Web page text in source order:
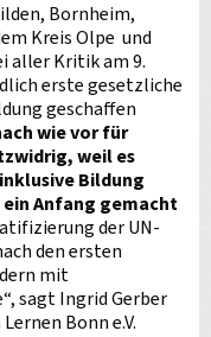
Bornheim,
Kreis Olpe und
aller Kritik am 9.
erste gesetzliche
geschaffen
wie vor für
weil es
Bildung
Anfang gemacht
der UN-
den ersten
mit
sagt Ingrid Gerber
Bonn e.V.